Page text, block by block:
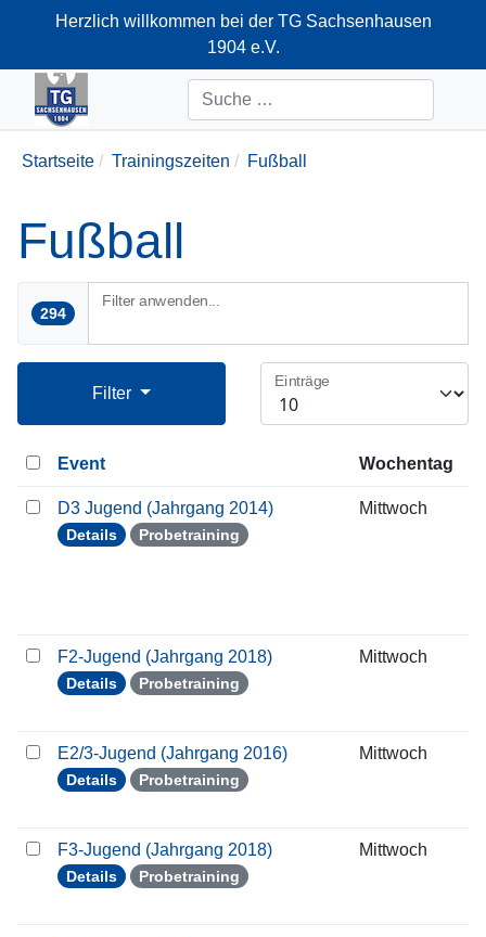
Herzlich willkommen bei der TG Sachsenhausen
1904 e.V.
+49-69-66374712
Suchen
Startseite Trainingszeiten Fußball
Fußball
294
Filter anwenden...
Filter
Einträge
Event Wochentag
D3 Jugend (Jahrgang 2014)
Details Probetraining
Mittwoch
F2-Jugend (Jahrgang 2018)
Details Probetraining
Mittwoch
E2/3-Jugend (Jahrgang 2016)
Details Probetraining
Mittwoch
F3-Jugend (Jahrgang 2018)
Details Probetraining
Mittwoch